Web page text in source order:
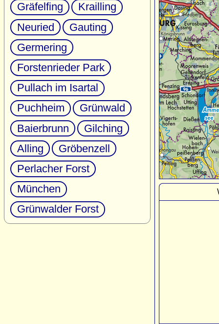
Gräfelfing
Krailling
Neuried
Gauting
Germering
Forstenrieder Park
Pullach im Isartal
Puchheim
Grünwald
Baierbrunn
Gilching
Alling
Gröbenzell
Perlacher Forst
München
Grünwalder Forst